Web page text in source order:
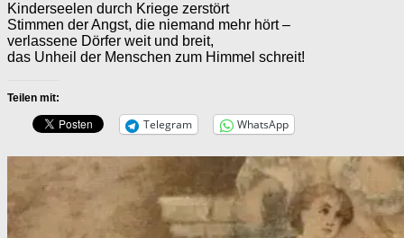
Kinderseelen durch Kriege zerstört
Stimmen der Angst, die niemand mehr hört –
verlassene Dörfer weit und breit,
das Unheil der Menschen zum Himmel schreit!
Teilen mit:
Telegram WhatsApp